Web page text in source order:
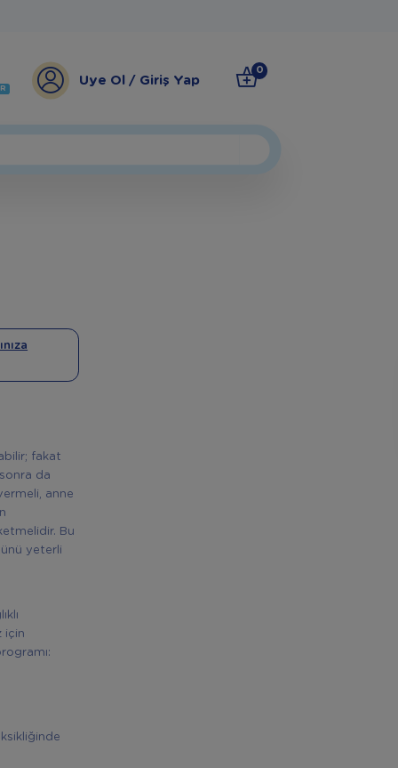
Üye Ol / Giriş Yap
0
fakat
da
anne
Bu
yeterli
için